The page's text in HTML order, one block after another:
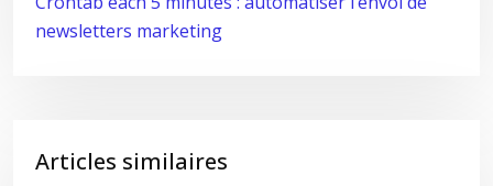
newsletters marketing
Articles similaires